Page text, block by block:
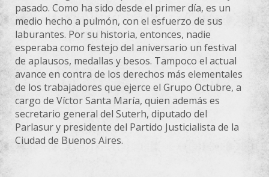
pasado. Como ha sido desde el primer día, es un
medio hecho a pulmón, con el esfuerzo de sus
laburantes. Por su historia, entonces, nadie
esperaba como festejo del aniversario un festival
de aplausos, medallas y besos. Tampoco el actual
avance en contra de los derechos más elementales
de los trabajadores que ejerce el Grupo Octubre, a
cargo de Víctor Santa María, quien además es
secretario general del Suterh, diputado del
Parlasur y presidente del Partido Justicialista de la
Ciudad de Buenos Aires.